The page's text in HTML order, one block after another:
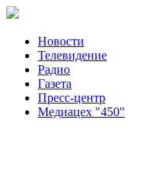
Новости
Телевидение
Радио
Газета
Пресс-центр
Медиацех "450"